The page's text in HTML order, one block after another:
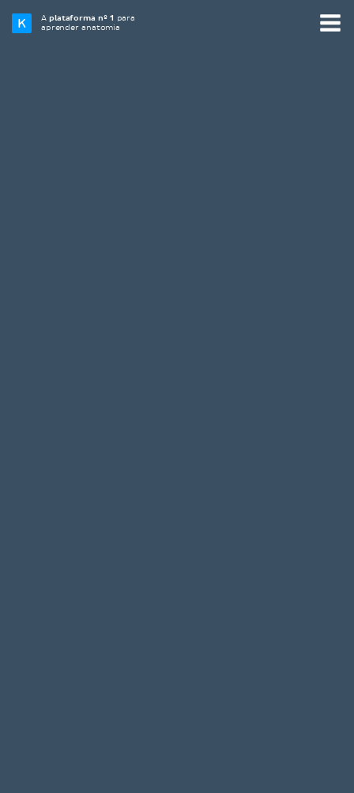
Aplataforma nº 1 para
aprender anatomia